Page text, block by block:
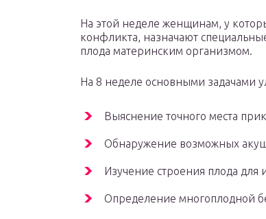
На этой неделе женщинам, у
конфликта, назначают
плода материнским организмом.
На 8 неделе основными задачами
Выяснение точного места
Обнаружение возможных
Изучение строения плода для
Определение многоплодной